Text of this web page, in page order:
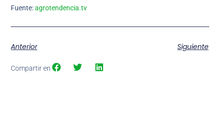
Fuente:agrotendencia.tv
Anterior Siguiente
Compartir en